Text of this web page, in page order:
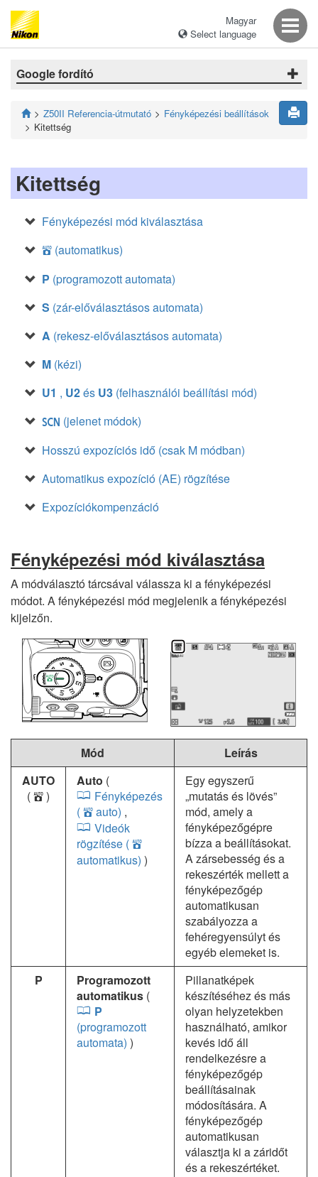
Magyar
Select language
Google fordító
Z50II Referencia-útmutató
Fényképezési beállítások
Kitettség
Kitettség
Fényképezési mód kiválasztása
b (automatikus)
P (programozott automata)
S (zár-előválasztásos automata)
A (rekesz-előválasztásos automata)
M (kézi)
U1 , U2és U3 (felhasználói beállítási mód)
h (jelenet módok)
Hosszú expozíciós idő (csak M módban)
Automatikus expozíció (AE) rögzítése
Expozíciókompenzáció
Fényképezési mód kiválasztása
A módválasztó tárcsával válassza ki a fényképezési
módot. A fényképezési mód megjelenik a fényképezési
kijelzőn.
Mód
Leírás
AUTO
( b )
Auto (
Fényképezés
( b auto) ,
Videók
rögzítése ( b
automatikus) )
Egy egyszerű
„mutatás és lövés”
mód, amely a
fényképezőgépre
bízza a beállításokat.
A zársebesség és a
rekeszérték mellett a
fényképezőgép
automatikusan
szabályozza a
fehéregyensúlyt és
egyéb elemeket is.
P
Programozott
automatikus (
P
(programozott
automata) )
Pillanatképek
készítéséhez és más
olyan helyzetekben
használható, amikor
kevés idő áll
rendelkezésre a
fényképezőgép
beállításainak
módosítására. A
fényképezőgép
automatikusan
választja ki a záridőt
és a rekeszértéket.